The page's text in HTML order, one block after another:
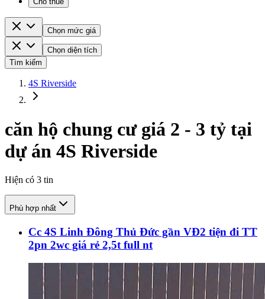
Chọn mức giá
Chọn diện tích
Tìm kiếm
4S Riverside
căn hộ chung cư giá 2 - 3 tỷ tại
dự án 4S Riverside
Hiện có 3 tin
Phù hợp nhất
Cc 4S Linh Đông Thủ Đức gần VĐ2 tiện đi TT
2pn 2wc giá rẻ 2,5t full nt